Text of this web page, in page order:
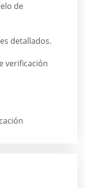
de
detallados.
verificación